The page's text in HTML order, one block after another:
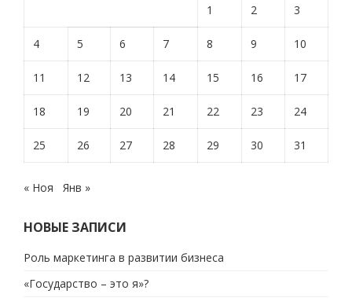
1 2 3
4 5 6 7 8 9 10
11 12 13 14 15 16 17
18 19 20 21 22 23 24
25 26 27 28 29 30 31
« Ноя Янв »
НОВЫЕ ЗАПИСИ
Роль маркетинга в развитии бизнеса
«Государство – это я»?